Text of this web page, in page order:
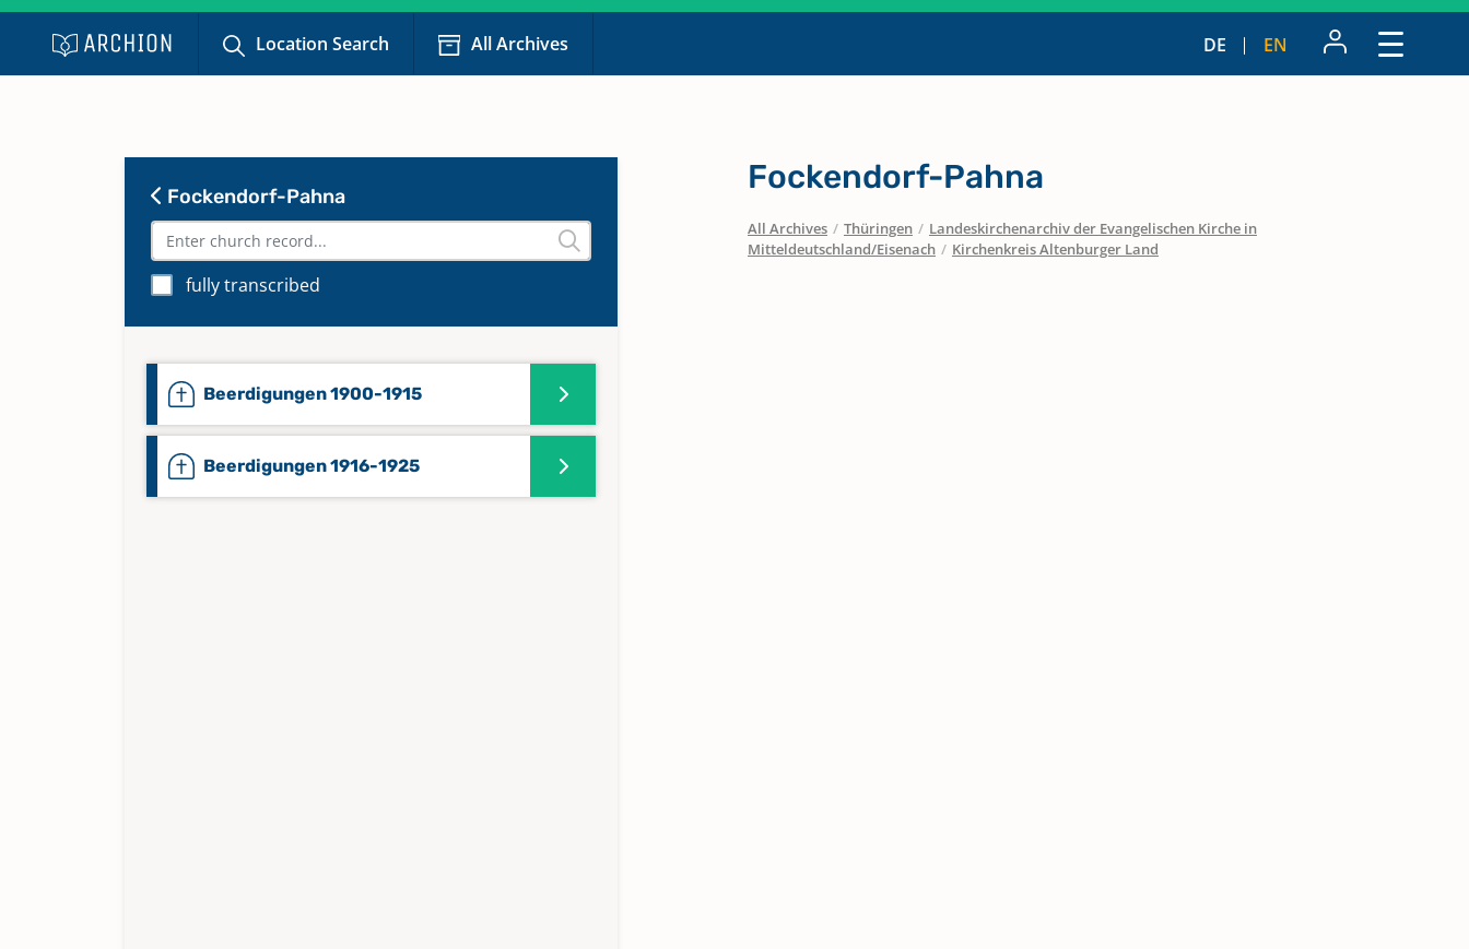
Location Search All Archives DE EN
Fockendorf-Pahna
fully transcribed
Beerdigungen 1900-1915
Beerdigungen 1916-1925
Fockendorf-Pahna
All Archives / Thüringen / Landeskirchenarchiv der Evangelischen Kirche in
Mitteldeutschland/Eisenach / Kirchenkreis Altenburger Land